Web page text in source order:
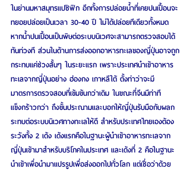
ในย่านมหาสมุทรแปซิฟิก อีกทั้งการปล่อยน้ำที่เคยปนเปื้อนจะ
ทยอยปล่อยเป็นเวลา 30-40 ปี ไม่ได้ปล่อยทีเดียวทั้งหมด
หากน้ำปนเปื้อนเป็นพิษต่อระบบนิเวศจะสามารถตรวจสอบได้
ทันท่วงที ส่วนในด้านการส่งออกอาหารทะเลของญี่ปุ่นอาจถูก
กระทบแค่ช่วงสั้นๆ ในระยะแรก เพราะประเทศนำเข้าอาหาร
ทะเลจากญี่ปุ่นอย่าง ฮ่องกง เกาหลีใต้ ตั้งท่าว่าจะมี
มาตรการตรวจสอบที่เข้มข้นกว่าเดิม ในขณะที่จีนมีท่าที
แข็งกร้าวกว่า ถึงขั้นประณามและบอกให้ญี่ปุ่นรับมือกับผลก
ระทบต่อระบบนิเวศทางทะเลให้ดี สำหรับประเทศไทยเองต้อง
ระวังทั้ง 2 เด้ง เด้งแรกคือในฐานะผู้นำเข้าอาหารทะเลจาก
ญี่ปุ่นเข้ามาสำหรับบริโภคในประเทศ และเด้งที่ 2 คือในฐานะ
นำเข้าเพื่อนำมาแปรรูปเพื่อส่งออกไปทั่วโลก แต่เชื่อว่าด้วย